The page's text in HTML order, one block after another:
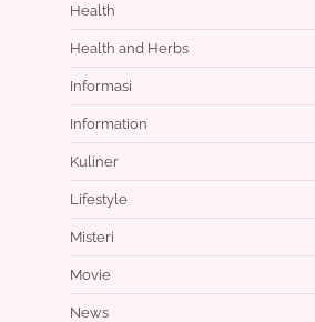
Health
Health and Herbs
Informasi
Information
Kuliner
Lifestyle
Misteri
Movie
News